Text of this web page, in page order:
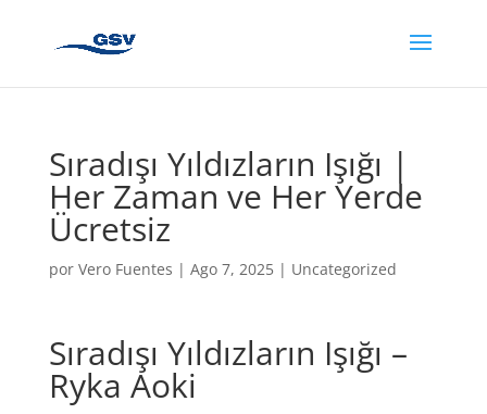
Sıradışı Yıldızların Işığı |
Her Zaman ve Her Yerde
Ücretsiz
por Vero Fuentes | Ago 7, 2025| Uncategorized
Sıradışı Yıldızların Işığı –
Ryka Aoki